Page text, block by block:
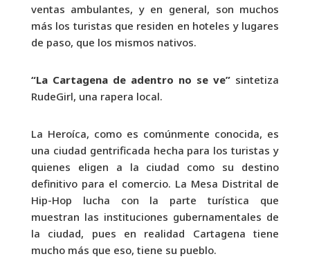
ventas ambulantes, y en general, son muchos
más los turistas que residen en hoteles y lugares
de paso, que los mismos nativos.
“La Cartagena de adentro no se ve” sintetiza
RudeGirl, una rapera local.
La Heroíca, como es comúnmente conocida, es
una ciudad gentrificada hecha para los turistas y
quienes eligen a la ciudad como su destino
definitivo para el comercio. La Mesa Distrital de
Hip-Hop lucha con la parte turística que
muestran las instituciones gubernamentales de
la ciudad, pues en realidad Cartagena tiene
mucho más que eso, tiene su pueblo.